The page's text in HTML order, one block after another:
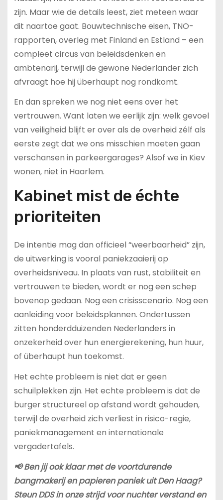
zijn. Maar wie de details leest, ziet meteen waar
dit naartoe gaat. Bouwtechnische eisen, TNO-
rapporten, overleg met Finland en Estland – een
compleet circus van beleidsdenken en
ambtenarij, terwijl de gewone Nederlander zich
afvraagt hoe hij überhaupt nog rondkomt.
En dan spreken we nog niet eens over het
vertrouwen. Want laten we eerlijk zijn: welk gevoel
van veiligheid blijft er over als de overheid zélf als
eerste zegt dat we ons misschien moeten gaan
verschansen in parkeergarages? Alsof we in Kiev
wonen, niet in Haarlem.
Kabinet mist de échte
prioriteiten
De intentie mag dan officieel “weerbaarheid” zijn,
de uitwerking is vooral paniekzaaierij op
overheidsniveau. In plaats van rust, stabiliteit en
vertrouwen te bieden, wordt er nog een schep
bovenop gedaan. Nog een crisisscenario. Nog een
aanleiding voor beleidsplannen. Ondertussen
zitten honderdduizenden Nederlanders in
onzekerheid over hun energierekening, hun huur,
of überhaupt hun toekomst.
Het echte probleem is niet dat er geen
schuilplekken zijn. Het echte probleem is dat de
burger structureel op afstand wordt gehouden,
terwijl de overheid zich verliest in risico-regie,
paniekmanagement en internationale
vergadertafels.
📢 Ben jij ook klaar met de voortdurende
bangmakerij en papieren paniek uit Den Haag?
Steun DDS in onze strijd voor nuchter verstand en